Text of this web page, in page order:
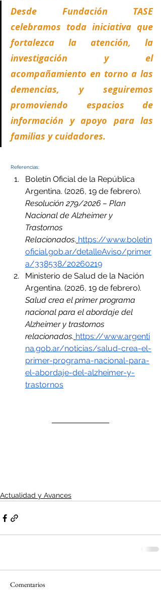
Desde Fundación TASE
celebramos toda iniciativa que
fortalezca la atención, la
investigación y el
acompañamiento en torno a las
demencias, y seguiremos
promoviendo espacios de
información y apoyo para las
familias y cuidadores.
Referencias:
Boletín Oficial de la República
Argentina. (2026, 19 de febrero).
Resolución 279/2026 – Plan
Nacional de Alzheimer y
Trastornos
Relacionados. https://www.boletin
oficial.gob.ar/detalleAviso/primer
a/338538/20260219
Ministerio de Salud de la Nación
Argentina. (2026, 19 de febrero).
Salud crea el primer programa
nacional para el abordaje del
Alzheimer y trastornos
relacionados. https://www.argenti
na.gob.ar/noticias/salud-crea-el-
primer-programa-nacional-para-
el-abordaje-del-alzheimer-y-
trastornos
Actualidad y Avances
Comentarios